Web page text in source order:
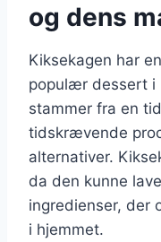
og dens
Kiksekagen har
populær dessert i
stammer fra en
tidskrævende
alternativer.
da den kunne
ingredienser, der
i hjemmet.